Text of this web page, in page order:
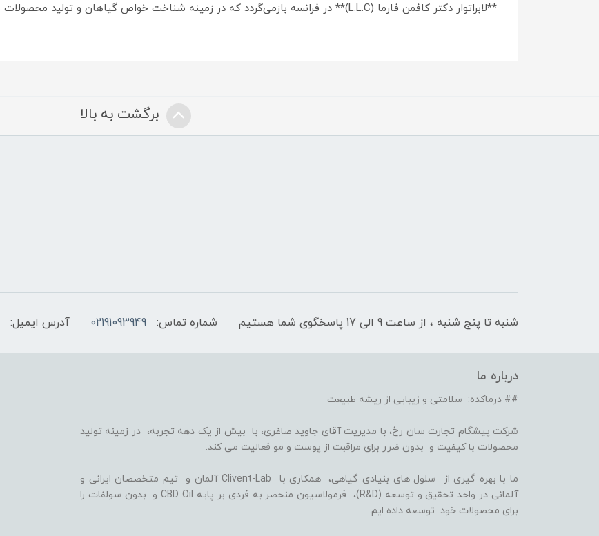
**لابراتوار دکتر کافمن فارما (L.L.C)** در فرانسه بازمی‌گردد که در زمینه شناخت خواص گیاهان و تولید محصولات مراقبتی پیشرو است.
برگشت به بالا
شنبه تا پنج شنبه ، از ساعت 9 الی 17 پاسخگوی شما هستیم شماره تماس: 02191093949 آدرس ایمیل:
درباره ما
## درماکده: سلامتی و زیبایی از ریشه طبیعت
شرکت پیشگام تجارت سان رخ، با مدیریت آقای جاوید صاغری، با بیش از یک دهه تجربه، در زمینه تولید
محصولات با کیفیت و بدون ضرر برای مراقبت از پوست و مو فعالیت می کند.
ما با بهره گیری از سلول های بنیادی گیاهی، همکاری با Clivent-Lab آلمان و تیم متخصصان ایرانی و
آلمانی در واحد تحقیق و توسعه (R&D)، فرمولاسیون منحصر به فردی بر پایه CBD Oil و بدون سولفات را
برای محصولات خود توسعه داده ایم.